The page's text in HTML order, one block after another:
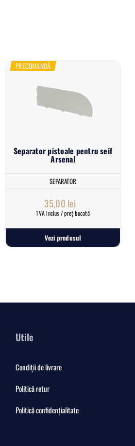
Separator pistoale pentru seif
Arsenal
SEPARATOR
35,00 lei
PRECOMANDĂ
TVA inclus / preț bucată
Vezi produsul
Utile
Condiții de livrare
Politică retur
Politică confidențialitate